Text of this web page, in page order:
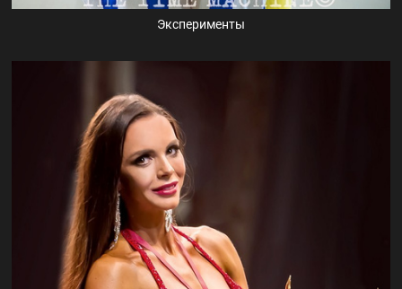
Эксперименты